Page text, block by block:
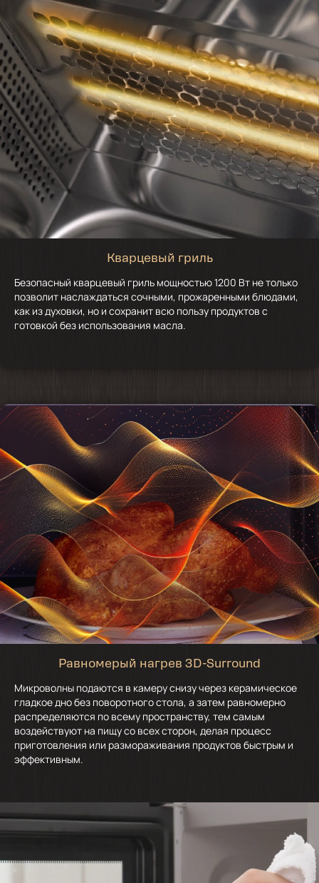
Кварцевый гриль
Безопасный кварцевый гриль мощностью 1200 Вт не только
позволит наслаждаться сочными, прожаренными блюдами,
как из духовки, но и сохранит всю пользу продуктов с
готовкой без использования масла.
Равномерый нагрев 3D-Surround
Микроволны подаются в камеру снизу через керамическое
гладкое дно без поворотного стола, а затем равномерно
распределяются по всему пространству, тем самым
воздействуют на пищу со всех сторон, делая процесс
приготовления или размораживания продуктов быстрым и
эффективным.